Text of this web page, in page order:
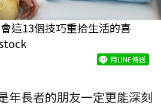
這13個技巧重拾生活的喜
用LINE傳送
年長者的朋友一定更能深刻